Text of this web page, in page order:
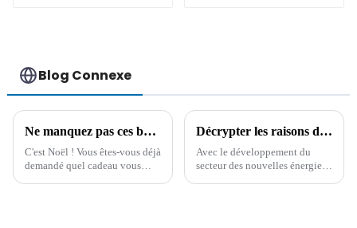
Blog Connexe
Ne manquez pas ces bons articles comme cadeau de Noël !
C'est Noël ! Vous êtes-vous déjà
demandé quel cadeau vous
Décrypter les raisons de la tendance à la hausse des prix internationaux du cuivre
Avec le développement du
secteur des nouvelles énergies,